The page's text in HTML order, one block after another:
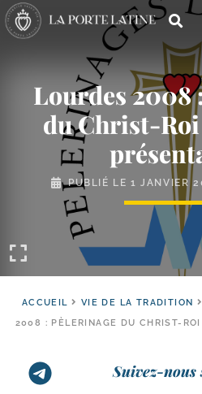
Lourdes 2008
du Christ-​Roi
PUBLIÉ LE1 JANVIER
ACCUEIL VIE DE LA TRADITION
2008 : PÈLERINAGE DU CHRIST-
Suivez-nous